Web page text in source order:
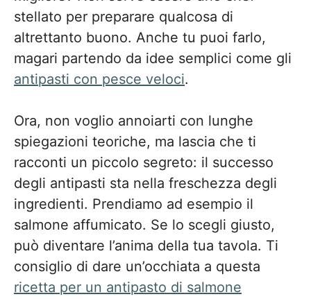
stellato per preparare qualcosa di
altrettanto buono. Anche tu puoi farlo,
magari partendo da idee semplici come gli
antipasti con pesce veloci.
Ora, non voglio annoiarti con lunghe
spiegazioni teoriche, ma lascia che ti
racconti un piccolo segreto: il successo
degli antipasti sta nella freschezza degli
ingredienti. Prendiamo ad esempio il
salmone affumicato. Se lo scegli giusto,
può diventare l’anima della tua tavola. Ti
consiglio di dare un’occhiata a questa
ricetta per un antipasto di salmone